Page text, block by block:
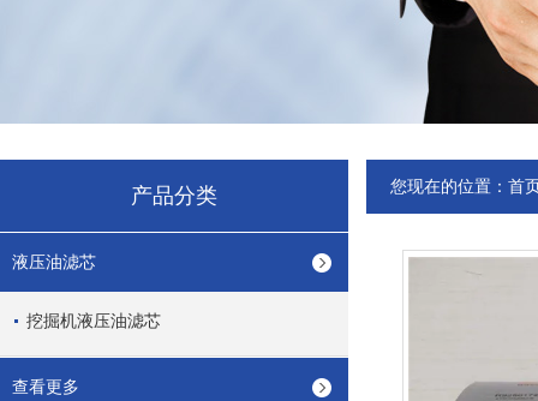
产品分类
液压油滤芯
挖掘机液压油滤芯
查看更多
您现在的位置： 首